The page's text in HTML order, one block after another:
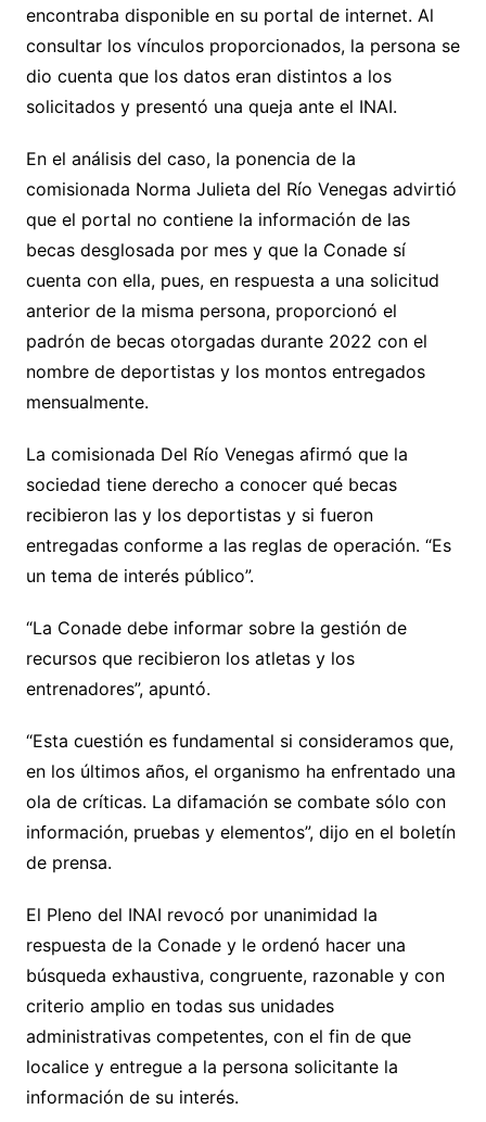
encontraba disponible en su portal de internet. Al
consultar los vínculos proporcionados, la persona se
dio cuenta que los datos eran distintos a los
solicitados y presentó una queja ante el INAI.
En el análisis del caso, la ponencia de la
comisionada Norma Julieta del Río Venegas advirtió
que el portal no contiene la información de las
becas desglosada por mes y que la Conade sí
cuenta con ella, pues, en respuesta a una solicitud
anterior de la misma persona, proporcionó el
padrón de becas otorgadas durante 2022 con el
nombre de deportistas y los montos entregados
mensualmente.
La comisionada Del Río Venegas afirmó que la
sociedad tiene derecho a conocer qué becas
recibieron las y los deportistas y si fueron
entregadas conforme a las reglas de operación. “Es
un tema de interés público”.
“La Conade debe informar sobre la gestión de
recursos que recibieron los atletas y los
entrenadores”, apuntó.
“Esta cuestión es fundamental si consideramos que,
en los últimos años, el organismo ha enfrentado una
ola de críticas. La difamación se combate sólo con
información, pruebas y elementos”, dijo en el boletín
de prensa.
El Pleno del INAI revocó por unanimidad la
respuesta de la Conade y le ordenó hacer una
búsqueda exhaustiva, congruente, razonable y con
criterio amplio en todas sus unidades
administrativas competentes, con el fin de que
localice y entregue a la persona solicitante la
información de su interés.